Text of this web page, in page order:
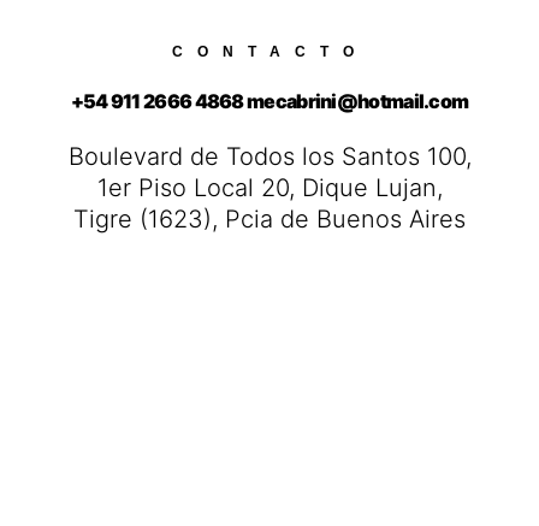
CONTACTO
+54 911 2666 4868 mecabrini@hotmail.com
Boulevard de Todos los Santos 100,
1er Piso Local 20, Dique Lujan,
Tigre (1623), Pcia de Buenos Aires